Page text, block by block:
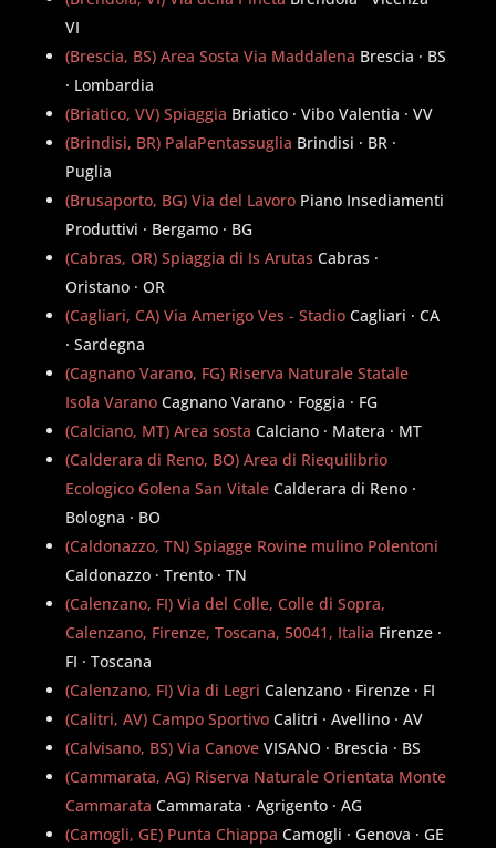
VI
(Brescia, BS) Area Sosta Via Maddalena Brescia · BS
· Lombardia
(Briatico, VV) Spiaggia Briatico · Vibo Valentia · VV
(Brindisi, BR) PalaPentassuglia Brindisi · BR ·
Puglia
(Brusaporto, BG) Via del Lavoro Piano Insediamenti
Produttivi · Bergamo · BG
(Cabras, OR) Spiaggia di Is Arutas Cabras ·
Oristano · OR
(Cagliari, CA) Via Amerigo Ves - Stadio Cagliari · CA
· Sardegna
(Cagnano Varano, FG) Riserva Naturale Statale
Isola Varano Cagnano Varano · Foggia · FG
(Calciano, MT) Area sosta Calciano · Matera · MT
(Calderara di Reno, BO) Area di Riequilibrio
Ecologico Golena San Vitale Calderara di Reno ·
Bologna · BO
(Caldonazzo, TN) Spiagge Rovine mulino Polentoni
Caldonazzo · Trento · TN
(Calenzano, FI) Via del Colle, Colle di Sopra,
Calenzano, Firenze, Toscana, 50041, Italia Firenze ·
FI · Toscana
(Calenzano, FI) Via di Legri Calenzano · Firenze · FI
(Calitri, AV) Campo Sportivo Calitri · Avellino · AV
(Calvisano, BS) Via Canove VISANO · Brescia · BS
(Cammarata, AG) Riserva Naturale Orientata Monte
Cammarata Cammarata · Agrigento · AG
(Camogli, GE) Punta Chiappa Camogli · Genova · GE